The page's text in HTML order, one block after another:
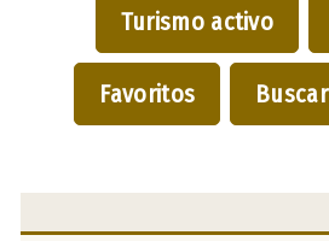
Turismo activo
Favoritos Buscar